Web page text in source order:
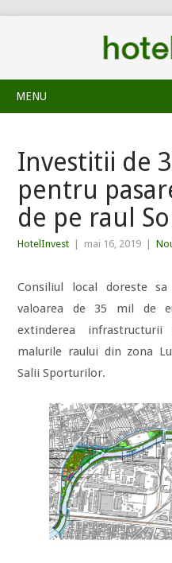
MENU
Investitii de
pentru
de pe raul
HotelInvest mai 16, 2019
Consiliul local doreste
valoarea de 35 mil de
extinderea
malurile raului din zona
Salii Sporturilor.